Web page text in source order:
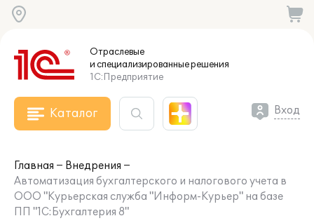
Отраслевые
и специализированныерешения
1С:Предприятие
Каталог Вход
Главная
Внедрения
Автоматизация бухгалтерского и налогового учета в
ООО "Курьерская служба "Информ-Курьер" на базе
ПП "1С:Бухгалтерия 8"